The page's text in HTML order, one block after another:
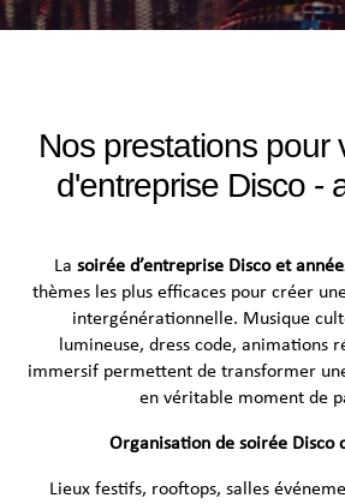
Nos prestations pour
d'entreprise Disco -
La soirée d’entreprise Disco et
thèmes les plus efficaces pour créer
intergénérationnelle. Musique
lumineuse, dress code, animations
immersif permettent de transformer
en véritable moment de
Organisation de soirée Disco
Lieux festifs, rooftops, salles